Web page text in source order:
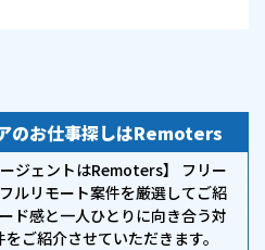
のお仕事探しはRemoters
ジェントはRemoters】 フリー
ルリモート案件を厳選してご紹
ド感と一人ひとりに向き合う対
ご紹介させていただきます。